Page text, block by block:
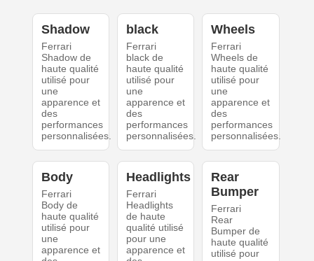
Shadow
Ferrari
Shadow de
haute qualité
utilisé pour
une
apparence et
des
performances
personnalisées.
black
Ferrari
black de
haute qualité
utilisé pour
une
apparence et
des
performances
personnalisées.
Wheels
Ferrari
Wheels de
haute qualité
utilisé pour
une
apparence et
des
performances
personnalisées.
Body
Ferrari
Body de
haute qualité
utilisé pour
une
apparence et
Headlights
Ferrari
Headlights
de haute
qualité utilisé
pour une
apparence et
Rear
Bumper
Ferrari
Rear
Bumper de
haute qualité
utilisé pour